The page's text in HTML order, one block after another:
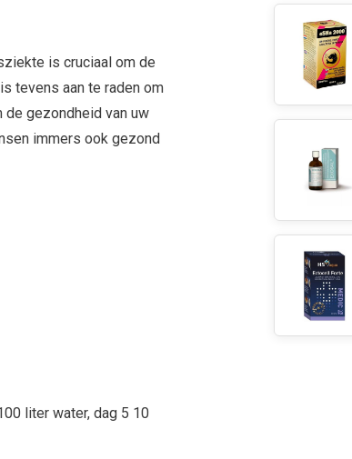
is cruciaal om de
tevens aan te raden om
gezondheid van uw
immers ook gezond
liter water, dag 5 10